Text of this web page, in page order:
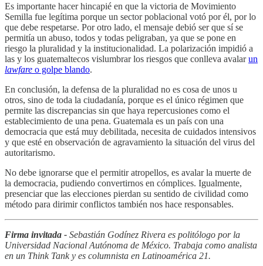
Es importante hacer hincapié en que la victoria de Movimiento
Semilla fue legítima porque un sector poblacional votó por él, por lo
que debe respetarse. Por otro lado, el mensaje debió ser que sí se
permitía un abuso, todos y todas peligraban, ya que se pone en
riesgo la pluralidad y la institucionalidad. La polarización impidió a
las y los guatemaltecos vislumbrar los riesgos que conlleva avalarun
lawfare o golpe blando.
En conclusión, la defensa de la pluralidad no es cosa de unos u
otros, sino de toda la ciudadanía, porque es el único régimen que
permite las discrepancias sin que haya repercusiones como el
establecimiento de una pena. Guatemala es un país con una
democracia que está muy debilitada, necesita de cuidados intensivos
y que esté en observación de agravamiento la situación del virus del
autoritarismo.
No debe ignorarse que el permitir atropellos, es avalar la muerte de
la democracia, pudiendo convertirnos en cómplices. Igualmente,
presenciar que las elecciones pierdan su sentido de civilidad como
método para dirimir conflictos también nos hace responsables.
Firma invitada - Sebastián Godínez Rivera es politólogo por la
Universidad Nacional Autónoma de México. Trabaja como analista
en un Think Tank y es columnista en Latinoamérica 21.